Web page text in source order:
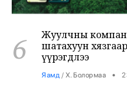
6
Жуулчны
шатахуун
үүрэгдлээ
Яамд/Х. Болормаа •